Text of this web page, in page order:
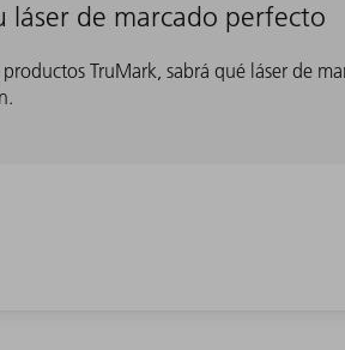
láser de marcado perfecto
TruMark, sabrá qué láser de